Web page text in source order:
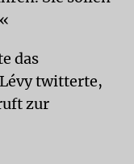
das
twitterte,
zur